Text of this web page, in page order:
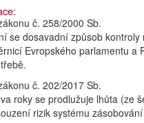
č. 258/2000 Sb.
se dosavadní způsob
Evropského parlamentu a
č. 202/2017 Sb.
roky se prodlužuje lhůta (ze
rizik systému